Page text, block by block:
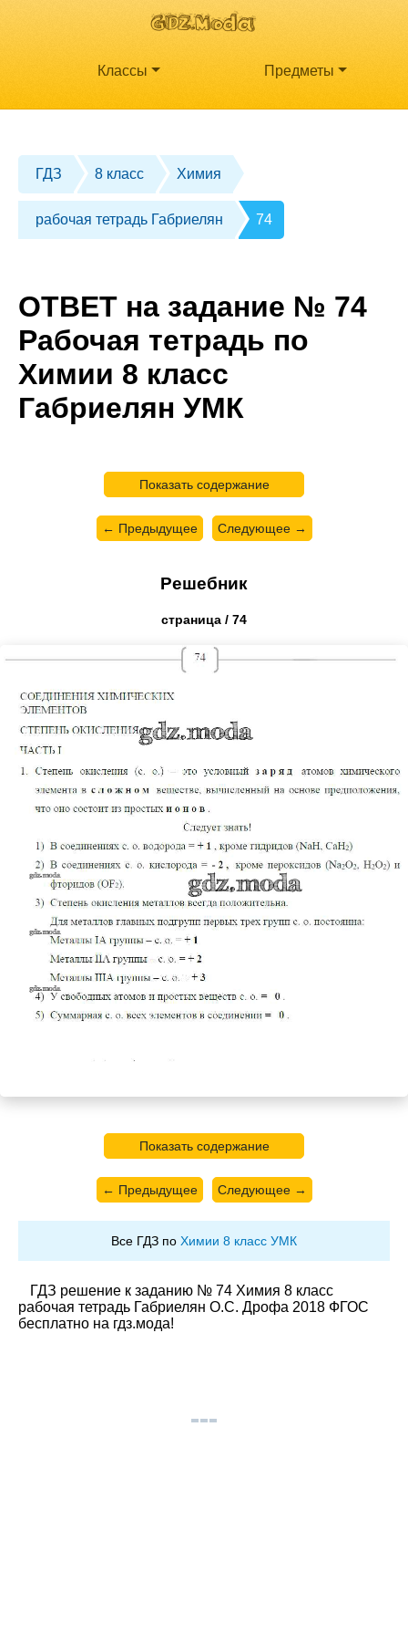
Классы Предметы
ГДЗ 8 класс Химия
рабочая тетрадь Габриелян 74
ОТВЕТ на задание № 74
Рабочая тетрадь по
Химии 8 класс
Габриелян УМК
Показать содержание
← Предыдущее Следующее →
Решебник
страница / 74
Показать содержание
← Предыдущее Следующее →
Все ГДЗ по Химии 8 класс УМК
ГДЗ решение к заданию № 74 Химия 8 класс
рабочая тетрадь Габриелян О.С. Дрофа 2018 ФГОС
бесплатно на гдз.мода!